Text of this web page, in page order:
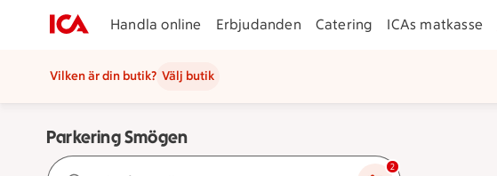
Handla online Erbjudanden Catering ICAs matkasse
Vilken är din butik? Välj butik
Parkering Smögen
Sök på ort eller tjänst 2